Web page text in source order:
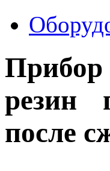
Прибор
резин
после